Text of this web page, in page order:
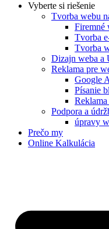
Vyberte si riešenie
Tvorba webu
Firemné
Tvorba
Tvorba
Dizajn weba a
Reklama pre
Google
Písanie
Reklama
Podpora a
úpravy
Prečo my
Online Kalkulácia